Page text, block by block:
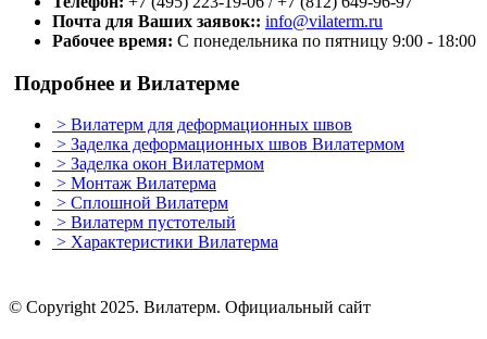
Почта для Ваших заявок:: info@vilaterm.ru
Рабочее время: С понедельника по пятницу 9:00 - 18:00
Подробнее и Вилатерме
> Вилатерм для деформационных швов
> Заделка деформационных швов Вилатермом
> Заделка окон Вилатермом
> Монтаж Вилатерма
> Сплошной Вилатерм
> Вилатерм пустотелый
> Характеристики Вилатерма
© Сopyright 2025. Вилатерм. Официальный сайт